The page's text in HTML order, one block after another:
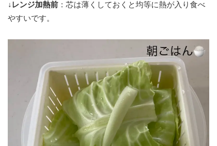
↓レンジ加熱前 ：芯は薄くしておくと均等に熱が入り食べ
やすいです。